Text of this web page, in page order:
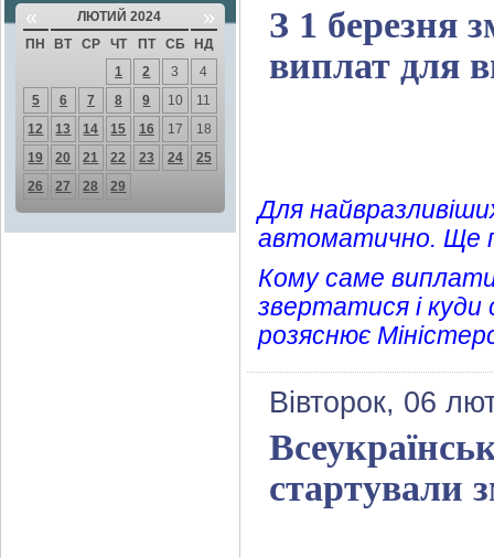
« ЛЮТИЙ 2024 »
ПН ВТ СР ЧТ ПТ СБ
НД
1
2 3
4
5
6 7 8 9 10
11
12
13 14 15 16 17
18
19
20 21 22 23 24
25
26
27 28 29
З 1 березня
виплат для
Для
автоматично. Ще
Кому саме
звертатися і куди
розяснює
Вівторок, 06
стартували